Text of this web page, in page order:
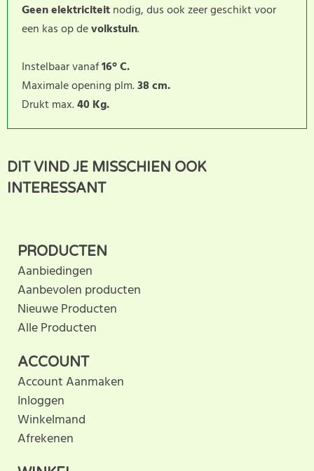
Geen elektriciteitnodig, dus ook zeer geschikt voor
een kas op devolkstuin.
Instelbaar vanaf16° C.
Maximale opening plm.38 cm.
Drukt max.40 Kg.
SCHRIJF BEOORDELING
Dit product heeft nog geen
klantbeoordeling. U helpt
anderen met hun keuze door uw ervaring te delen.
DIT VIND JE MISSCHIEN OOK
INTERESSANT
ACCOUNT
Account Aanmaken
Inloggen
Winkelmand
Afrekenen
PRODUCTEN
Aanbiedingen
Aanbevolen producten
Nieuwe Producten
Alle Producten